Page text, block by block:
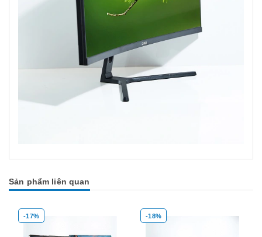
Sản phẩm liên quan
-17% -18%